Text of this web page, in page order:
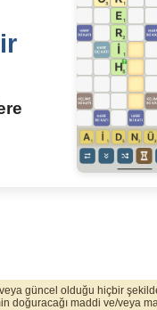
güncel olduğu hiçbir
doğuracağı maddi ve/veya